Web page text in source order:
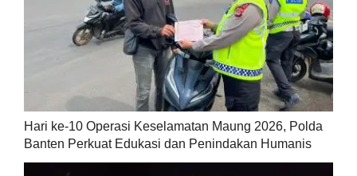
Hari ke-10 Operasi Keselamatan Maung 2026, Polda
Banten Perkuat Edukasi dan Penindakan Humanis